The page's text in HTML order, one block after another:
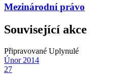
Mezinárodní právo
Související akce
Připravované Uplynulé
Únor 2014
27